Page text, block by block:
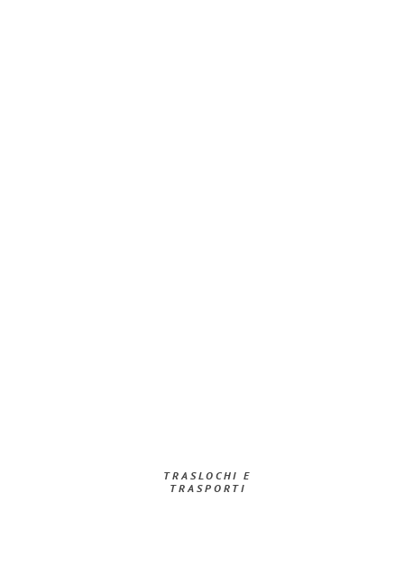
TRASLOCHI E
TRASPORTI​